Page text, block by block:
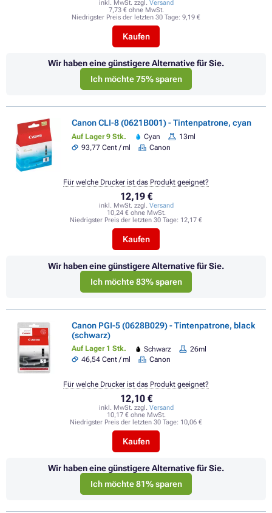
inkl. MwSt. zzgl. Versand
7,73 € ohne MwSt.
Niedrigster Preis der letzten 30 Tage: 9,19 €
Kaufen
Wir haben eine günstigere Alternative für Sie.
Ich möchte 75% sparen
Canon CLI-8 (0621B001) - Tintenpatrone, cyan
Auf Lager 9 Stk. Cyan
13ml
93,77 Cent / ml
Canon
12,19 €
inkl. MwSt. zzgl. Versand
10,24 € ohne MwSt.
Niedrigster Preis der letzten 30 Tage: 12,17 €
Kaufen
Für welche Drucker ist das Produkt geeignet?
Wir haben eine günstigere Alternative für Sie.
Ich möchte 83% sparen
Canon PGI-5 (0628B029) - Tintenpatrone, black
(schwarz)
Auf Lager 1 Stk. Schwarz
26ml
46,54 Cent / ml
Canon
12,10 €
inkl. MwSt. zzgl. Versand
10,17 € ohne MwSt.
Niedrigster Preis der letzten 30 Tage: 10,06 €
Kaufen
Für welche Drucker ist das Produkt geeignet?
Wir haben eine günstigere Alternative für Sie.
Ich möchte 81% sparen